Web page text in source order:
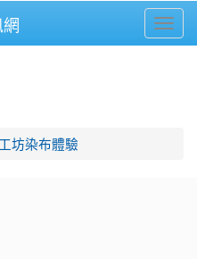
⏸
坊染布體驗